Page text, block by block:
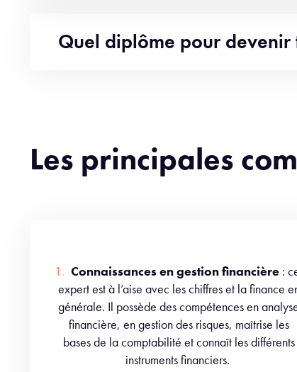
Quel diplôme pour devenir
Les principales
Connaissances en gestion financière :
expert est à l’aise avec les chiffres et la finance
générale. Il possède des compétences en
financière, en gestion des risques, maîtrise les
bases de la comptabilité et connaît les différents
instruments financiers.